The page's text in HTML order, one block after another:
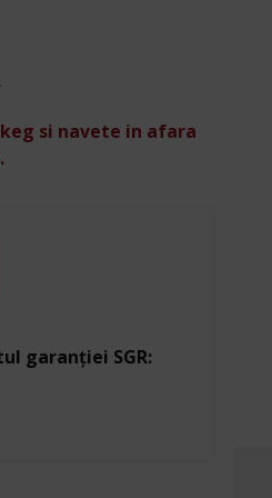
keg si navete in afara
garanției SGR: